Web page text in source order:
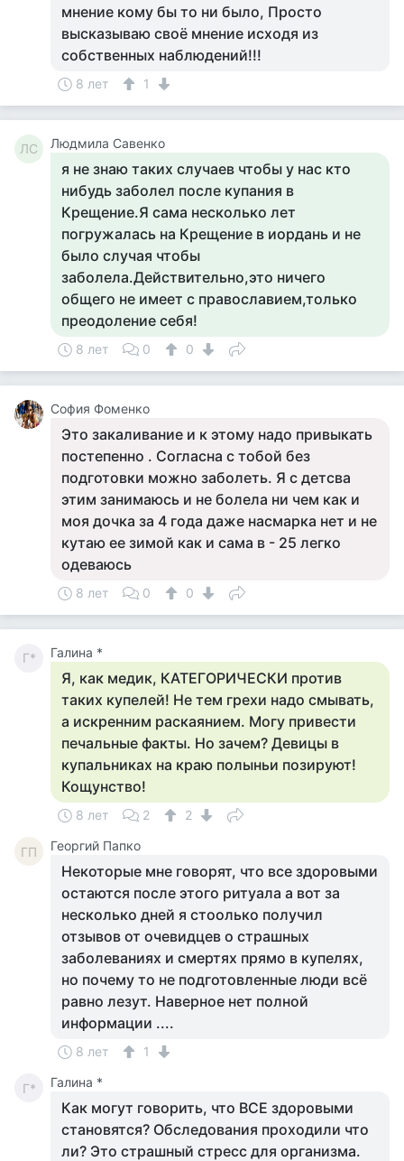
мнение кому бы то ни было, Просто
высказываю своё мнение исходя из
собственных наблюдений!!!
8 лет 1
ЛС Людмила Савенко
я не знаю таких случаев чтобы у нас кто
нибудь заболел после купания в
Крещение.Я сама несколько лет
погружалась на Крещение в иордань и не
было случая чтобы
заболела.Действительно,это ничего
общего не имеет с православием,только
преодоление себя!
8 лет 0 0
София Фоменко
Это закаливание и к этому надо привыкать
постепенно . Согласна с тобой без
подготовки можно заболеть. Я с детсва
этим занимаюсь и не болела ни чем как и
моя дочка за 4 года даже насмарка нет и не
кутаю ее зимой как и сама в - 25 легко
одеваюсь
8 лет 0 0
Г* Галина *
Я, как медик, КАТЕГОРИЧЕСКИ против
таких купелей! Не тем грехи надо смывать,
а искренним раскаянием. Могу привести
печальные факты. Но зачем? Девицы в
купальниках на краю полыньи позируют!
Кощунство!
8 лет 2 2
ГП Георгий Папко
Некоторые мне говорят, что все здоровыми
остаются после этого ритуала а вот за
несколько дней я стоолько получил
отзывов от очевидцев о страшных
заболеваниях и смертях прямо в купелях,
но почему то не подготовленные люди всё
равно лезут. Наверное нет полной
информации ....
8 лет 1
Г* Галина *
Как могут говорить, что ВСЕ здоровыми
становятся? Обследования проходили что
ли? Это страшный стресс для организма.